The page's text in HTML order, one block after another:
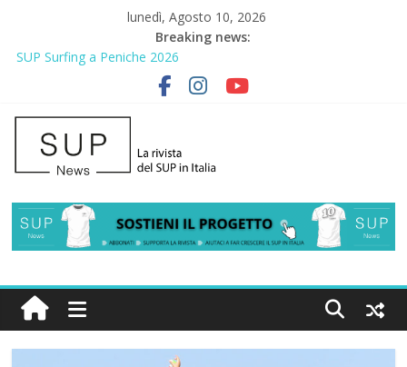
lunedì, Agosto 10, 2026
Breaking news:
SUP Surfing a Peniche 2026
AirSUP a Gallico: prima storica gara per Reggio Calabria
Gallico Paddle Fest 2026: sul lungomare di Gallico torna la festa
del SUP
Porto Selvaggio, a lezione di soccorso con la giornata della
prevenzione
2° Urban Sup Trophy: la regata solidale per lo IOR